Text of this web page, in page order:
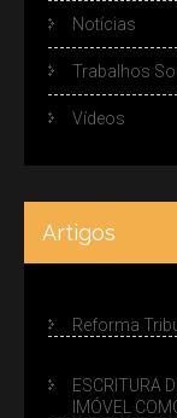
Notícias
Trabalhos
Vídeos
Artigos
Reforma
ESCRITURA
IMÓVEL